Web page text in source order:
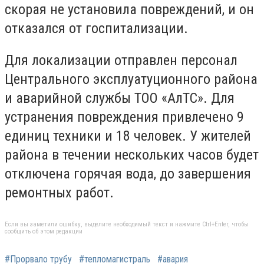
скорая не установила повреждений, и он
отказался от госпитализации.
Для локализации отправлен персонал
Центрального эксплуатуционного района
и аварийной службы ТОО «АлТС». Для
устранения повреждения привлечено 9
единиц техники и 18 человек. У жителей
района в течении нескольких часов будет
отключена горячая вода, до завершения
ремонтных работ.
Если вы заметили ошибку, выделите необходимый текст и нажмите Ctrl+Enter, чтобы
сообщить об этом редакции
#Прорвало трубу #тепломагистраль #авария